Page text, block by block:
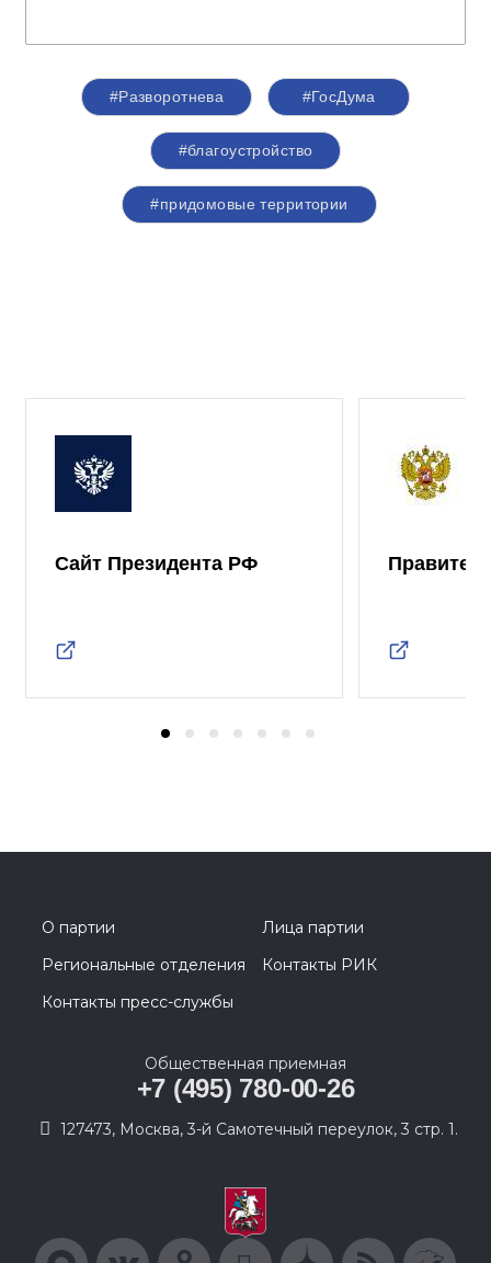
#Разворотнева #ГосДума
#благоустройство
#придомовые территории
Сайт Президента РФ
О партии
Лица партии
Региональные отделения
Контакты РИК
Контакты пресс-службы
Общественная приемная
+7 (495) 780-00-26
127473, Москва, 3-й Самотечный переулок, 3 стр. 1.